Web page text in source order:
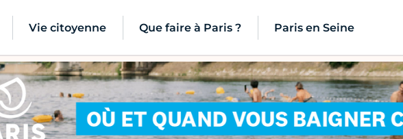
Vie citoyenne Que faire à Paris ? Paris en Seine